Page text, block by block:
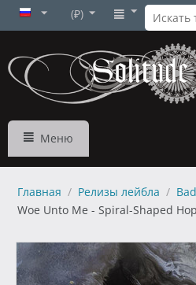
(₽)
Меню
Главная / Релизы лейбла /
Woe Unto Me - Spiral-Shaped